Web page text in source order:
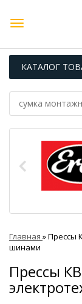
КАТАЛОГ
Главная »Прессы
шинами
Прессы